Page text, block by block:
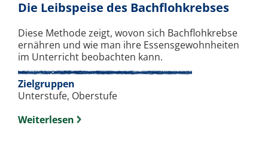
Die Leibspeise des Bachflohkrebses.
Diese Methode zeigt, wovon sich Bachflohkrebse
ernähren und wie man ihre Essensgewohnheiten
im Unterricht beobachten kann.
Zielgruppen
Unterstufe, Oberstufe
Weiterlesen